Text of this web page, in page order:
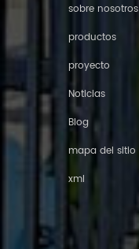
sobre nosotros
productos
proyecto
Noticias
Blog
mapa del sitio
xml